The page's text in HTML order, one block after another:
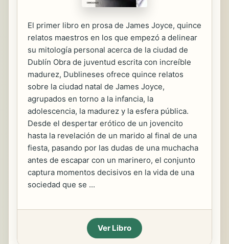
El primer libro en prosa de James Joyce, quince
relatos maestros en los que empezó a delinear
su mitología personal acerca de la ciudad de
Dublín Obra de juventud escrita con increíble
madurez, Dublineses ofrece quince relatos
sobre la ciudad natal de James Joyce,
agrupados en torno a la infancia, la
adolescencia, la madurez y la esfera pública.
Desde el despertar erótico de un jovencito
hasta la revelación de un marido al final de una
fiesta, pasando por las dudas de una muchacha
antes de escapar con un marinero, el conjunto
captura momentos decisivos en la vida de una
sociedad que se ...
Ver Libro